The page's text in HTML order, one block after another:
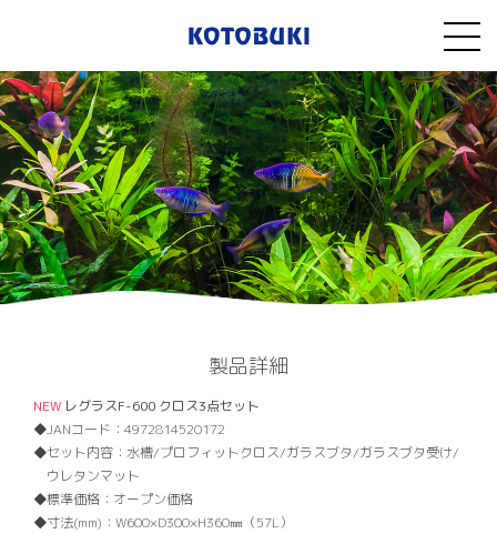
製品詳細
NEW レグラスF-600 クロス3点セット
JANコード： 4972814520172
セット内容： 水槽/プロフィットクロス/ガラスブタ/ガラスブタ受け/
ウレタンマット
標準価格： オープン価格
寸法(mm)： W600×D300×H360㎜（57L）